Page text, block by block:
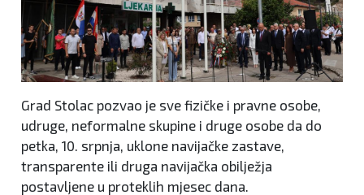
Grad Stolac pozvao je sve fizičke i pravne osobe,
udruge, neformalne skupine i druge osobe da do
petka, 10. srpnja, uklone navijačke zastave,
transparente ili druga navijačka obilježja
postavljene u proteklih mjesec dana.